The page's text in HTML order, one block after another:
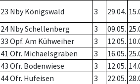
23 Nby Königswald 3 29.04.
24 Nby Schellenberg 3 09.05.
33 Opf. Am Kühweiher 3 12.05.
41 Ofr. Michaelsgraben 3 16.05.
43 Ofr. Bodenwiese 3 12.05.
44 Ofr. Hufeisen 3 22.05.